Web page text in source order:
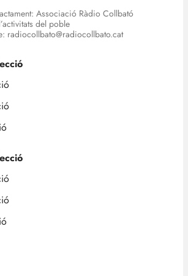
Associació Ràdio Collbató
del poble
radiocollbato@radiocollbato.cat